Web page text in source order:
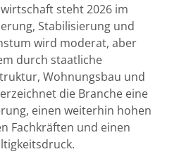
steht 2026 im
Stabilisierung und
wird moderat, aber
durch staatliche
Wohnungsbau und
die Branche eine
, einen weiterhin hohen
Fachkräften und einen